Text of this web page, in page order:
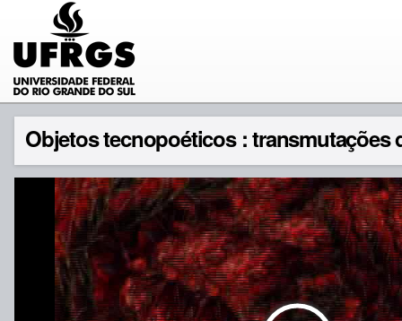
Objetos tecnopoéticos : transmutações